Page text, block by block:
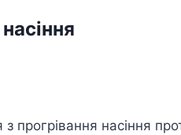
прогрівання насіння